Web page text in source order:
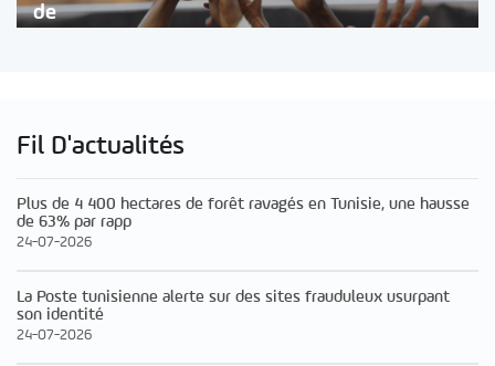
de
Fil D'actualités
Plus de 4 400 hectares de forêt ravagés en Tunisie, une hausse
de 63% par rapp
24-07-2026
La Poste tunisienne alerte sur des sites frauduleux usurpant
son identité
24-07-2026